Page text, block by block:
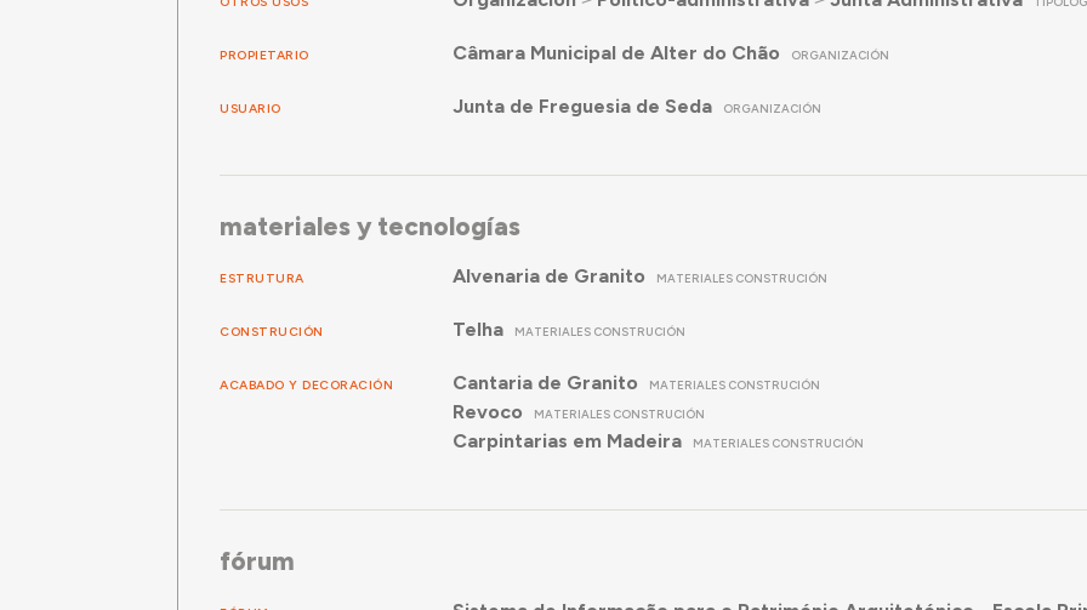
PROPIETARIO Câmara Municipal de Alter do Chão ORGANIZACIÓN
USUARIO Junta de Freguesia de Seda ORGANIZACIÓN
materiales y tecnologías
ESTRUTURA Alvenaria de Granito MATERIALES CONSTRUCIÓN
CONSTRUCIÓN Telha MATERIALES CONSTRUCIÓN
ACABADO Y DECORACIÓN Cantaria de Granito MATERIALES CONSTRUCIÓN
Revoco MATERIALES CONSTRUCIÓN
Carpintarias em Madeira MATERIALES CONSTRUCIÓN
fórum